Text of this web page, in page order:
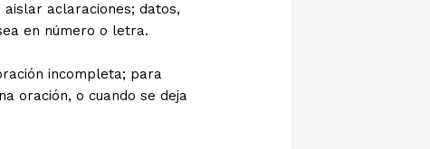
aclaraciones; datos,
en número o letra.
incompleta; para
oración, o cuando se deja